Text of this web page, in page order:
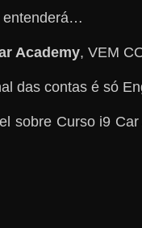
entenderá…
Academy, VEM
das contas é só
sobre Curso i9